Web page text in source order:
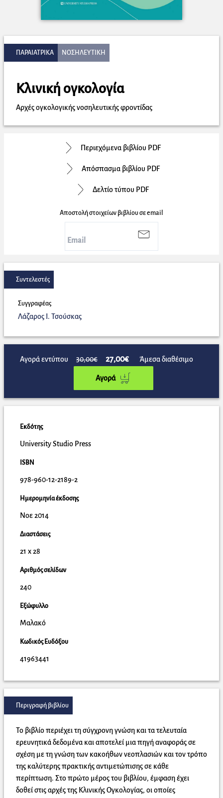
ΠΑΡΑΙΑΤΡΙΚΑ ΝΟΣΗΛΕΥΤΙΚΗ
Κλινική ογκολογία
Αρχές ογκολογικής νοσηλευτικής φροντίδας
Συντελεστές
Συγγραφέας
Λάζαρος Ι. Τσούσκας
Αγορά εντύπου 30,00€ 27,00€ Άμεσα διαθέσιμο
Αγορά
Εκδότης
University Studio Press
ISBN
978-960-12-2189-2
Ημερομηνία έκδοσης
Νοε 2014
Διαστάσεις
21 x 28
Αριθμός σελίδων
240
Εξώφυλλο
Μαλακό
Κωδικός Ευδόξου
41963441
Περιεχόμενα βιβλίου PDF
Απόσπασμα βιβλίου PDF
Δελτίο τύπου PDF
Αποστολή στοιχείων βιβλίου σε email
Περιγραφή βιβλίου
Το βιβλίο περιέχει τη σύγχρονη γνώση και τα τελευταία
ερευνητικά δεδομένα και αποτελεί μια πηγή αναφοράς σε
σχέση με τη γνώση των κακοήθων νεοπλασιών και τον τρόπο
της καλύτερης πρακτικής αντιμετώπισης σε κάθε
περίπτωση. Στο πρώτο μέρος του βιβλίου, έμφαση έχει
δοθεί στις αρχές της Κλινικής Ογκολογίας, οι οποίες